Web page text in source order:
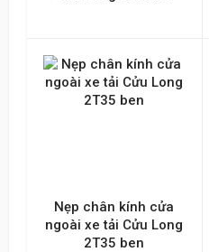
Nẹp chân kính cửa
ngoài xe tải Cửu Long
2T35 ben